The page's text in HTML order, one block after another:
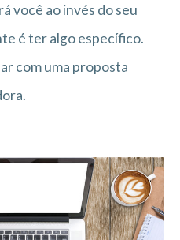
você ao invés do seu
é ter algo específico.
com uma proposta